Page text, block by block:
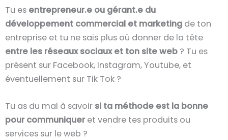
Tu es entrepreneur.e ou gérant.e du
développement commercial et marketing de ton
entreprise et tu ne sais plus où donner de la tête
entre les réseaux sociaux et ton site web ? Tu es
présent sur Facebook, Instagram, Youtube, et
éventuellement sur Tik Tok ?
Tu as du mal à savoir si ta méthode est la bonne
pour communiquer et vendre tes produits ou
services sur le web ?